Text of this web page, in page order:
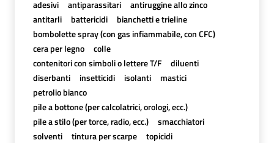
adesivi antiparassitari
antiruggine allo zinco
antitarli
battericidi
bianchetti e trieline
bombolette spray (con gas infiammabile, con CFC)
cera per legno
colle
contenitori con simboli o lettere T/F
diluenti
diserbanti
insetticidi isolanti
mastici
petrolio bianco
pile a bottone (per calcolatrici, orologi, ecc.)
pile a stilo (per torce, radio, ecc.)
smacchiatori
solventi
tintura per scarpe topicidi